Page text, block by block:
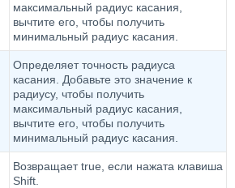
максимальный радиус касания,
вычтите его, чтобы получить
минимальный радиус касания.
Определяет точность радиуса
касания. Добавьте это значение к
радиусу, чтобы получить
максимальный радиус касания,
вычтите его, чтобы получить
минимальный радиус касания.
Возвращает true, если нажата клавиша
Shift.